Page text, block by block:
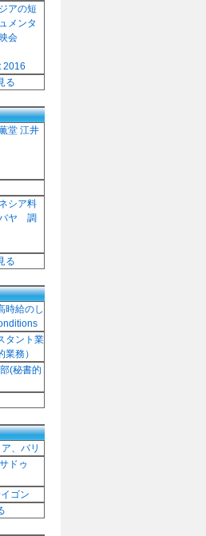
アの短
メンタ
会
2016
る
堂 江井
シア料
ヤ 調
る
給のし
タント業
務）
(秘書的
、バリ
ドゥ
ゴン